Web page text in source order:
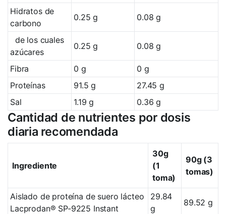
Hidratos de
carbono
0.25 g 0.08 g
de los cuales
azúcares
0.25 g 0.08 g
Fibra 0 g
0 g
Proteínas
91.5 g
27.45 g
Sal
1.19 g 0.36 g
Cantidad de nutrientes por dosis
diaria recomendada
Ingrediente
30g
(1
toma)
90g (3
tomas)
Aislado de proteína de suero lácteo
Lacprodan® SP-9225 Instant
29.84
g
89.52 g